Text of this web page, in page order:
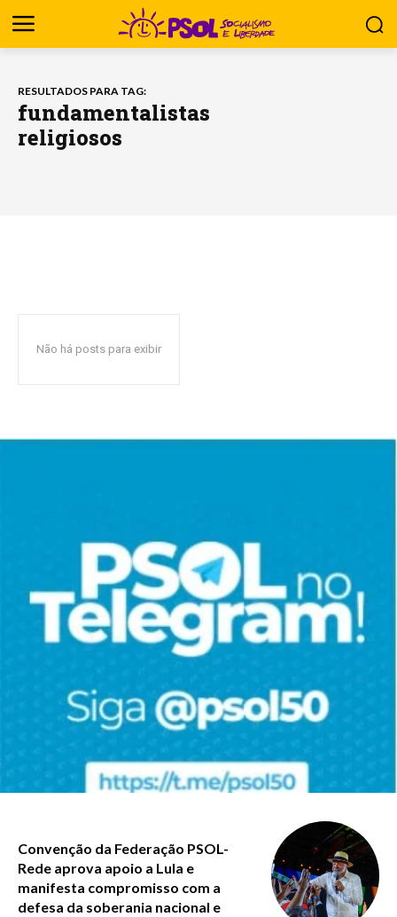
RESULTADOS PARA TAG:
fundamentalistas
religiosos
Não há posts para exibir
Convenção da Federação PSOL-
Rede aprova apoio a Lula e
manifesta compromisso com a
defesa da soberania nacional e